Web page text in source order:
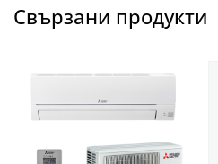
Свързани продукти